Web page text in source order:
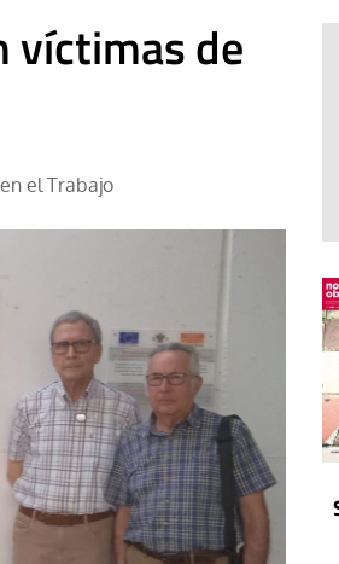
día
vida
Blog De paso…
Blog Desde mi azotea
recogiendo humanidad
Blog Mensajes guardados
La columna
víctimas de
el Trabajo